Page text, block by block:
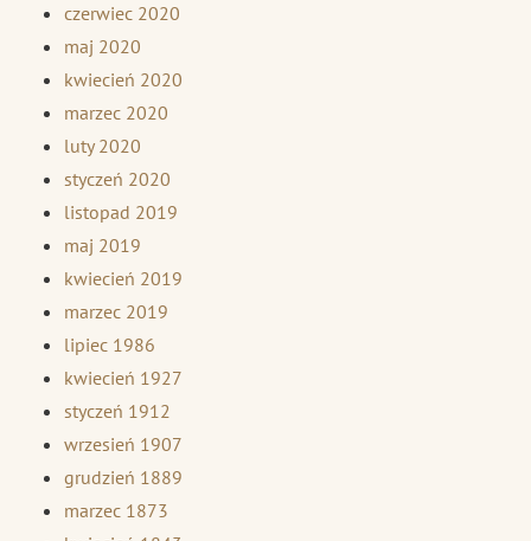
czerwiec 2020
maj 2020
kwiecień 2020
marzec 2020
luty 2020
styczeń 2020
listopad 2019
maj 2019
kwiecień 2019
marzec 2019
lipiec 1986
kwiecień 1927
styczeń 1912
wrzesień 1907
grudzień 1889
marzec 1873